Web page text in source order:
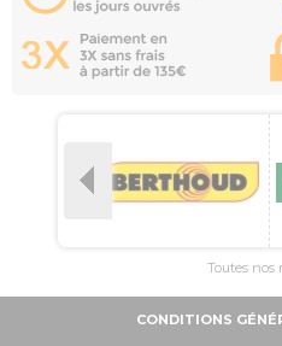
Toutes nos
CONDITIONS